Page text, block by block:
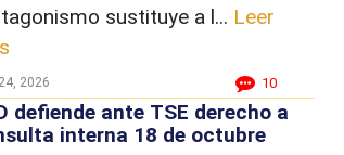
sustituye a l... Leer
2026 10
defiende ante TSE derecho a
interna 18 de octubre